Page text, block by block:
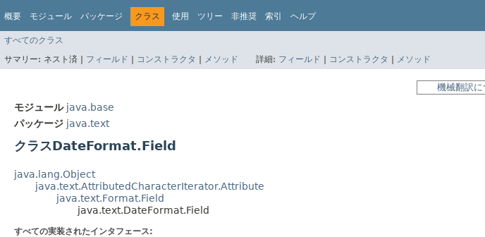
概要 モジュール パッケージ クラス 使用 ツリー 非推奨 索引 ヘルプ
すべてのクラス
サマリー: ネスト済 | フィールド | コンストラクタ | メソッド 詳細: フィールド | コンストラクタ | メソッド
機械翻訳に
モジュール java.base
パッケージ java.text
クラスDateFormat.Field
java.lang.Object
java.text.AttributedCharacterIterator.Attribute
java.text.Format.Field
java.text.DateFormat.Field
すべての実装されたインタフェース: